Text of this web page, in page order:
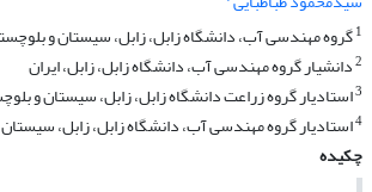
1گروه مهندسی آب، دانشگاه زابل، زابل، سیستان و
2دانشیار گروه مهندسی آب، دانشگاه زابل، زابل، ایران
3استادیار گروه زراعت دانشگاه زابل، زابل، سیستان و
4استادیار گروه مهندسی آب، دانشگاه زابل، زابل، سیستان
چکیده